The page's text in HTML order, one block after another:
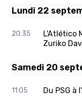
Lundi 22
20:35
L'Atlético
Zuriko
Samedi 20
11:05
Du PSG à